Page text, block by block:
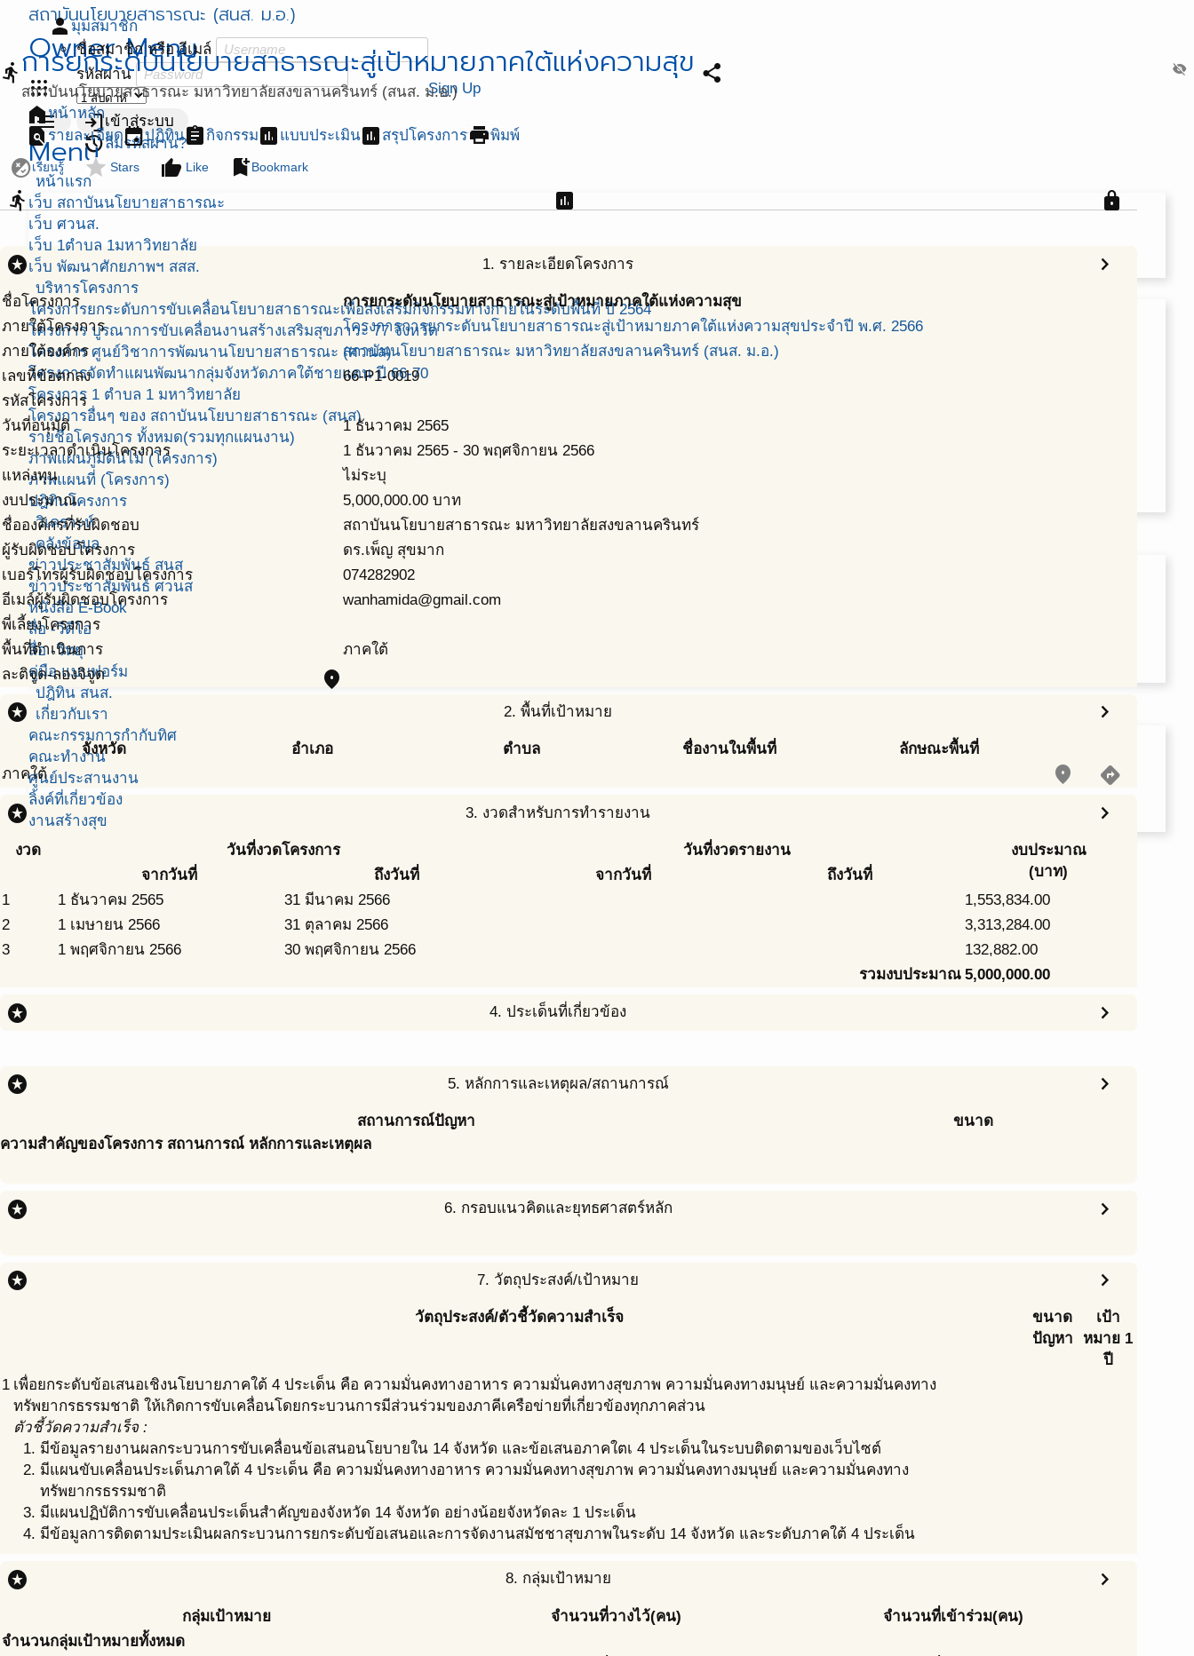
สถาบันนโยบายสาธารณะ (สนส. ม.อ.)
Owner Menu
apps
personมุมสมาชิก
ชื่อสมาชิก หรือ อีเมล์
รหัสผ่าน
visibility_off
loginเข้าสู่ระบบ
restoreลืมรหัสผ่าน?
Sign Up
menu
Menu
หน้าแรก
เว็บ สถาบันนโยบายสาธารณะ
เว็บ ศวนส.
เว็บ 1ตำบล 1มหาวิทยาลัย
เว็บ พัฒนาศักยภาพฯ สสส.
บริหารโครงการ
โครงการยกระดับการขับเคลื่อนโยบายสาธารณะเพื่อส่งเสริมกิจกรรมทางกายในระดับพื้นที่ ปี 2564
โครงการ บูรณาการขับเคลื่อนงานสร้างเสริมสุขภาวะ 77 จังหวัด
โครงการ ศูนย์วิชาการพัฒนานโยบายสาธารณะ (ศวนส)
โครงการจัดทำแผนพัฒนากลุ่มจังหวัดภาคใต้ชายแดน ปี 66-70
โครงการ 1 ตำบล 1 มหาวิทยาลัย
โครงการอื่นๆ ของ สถาบันนโยบายสาธารณะ (สนส)
รายชื่อโครงการ ทั้งหมด(รวมทุกแผนงาน)
ภาพแผนภูมิต้นไม้ (โครงการ)
ภาพแผนที่ (โครงการ)
ปฎิทินโครงการ
วิเคราะห์
คลังข้อมูล
ข่าวประชาสัมพันธ์ สนส
ข่าวประชาสัมพันธ์ ศวนส
หนังสือ E-Book
สื่อ -วีดีโอ
สื่อ -วิทยุ
คู่มือ แบบฟอร์ม
ปฎิทิน สนส.
เกี่ยวกับเรา
คณะกรรมการกำกับทิศ
คณะทำงาน
ศูนย์ประสานงาน
ลิ้งค์ที่เกี่ยวข้อง
งานสร้างสุข
directions_runการยกระดับนโยบายสาธารณะสู่เป้าหมายภาคใต้แห่งความสุข
สถาบันนโยบายสาธารณะ มหาวิทยาลัยสงขลานครินทร์ (สนส. ม.อ.)
share
homeหน้าหลัก
find_in_pageรายละเอียดeventปฏิทินassignmentกิจกรรมassessment แบบประเมินassessment สรุปโครงการprintพิมพ์
flakyเรียนรู้ star Stars thumb_up Like bookmark_add Bookmark
directions_run assessment lock
stars 1. รายละเอียดโครงการ chevron_right
ชื่อโครงการ
การยกระดับนโยบายสาธารณะสู่เป้าหมายภาคใต้แห่งความสุข
ภายใต้โครงการ
โครงการการยกระดับนโยบายสาธารณะสู่เป้าหมายภาคใต้แห่งความสุขประจำปี พ.ศ. 2566
ภายใต้องค์กร
สถาบันนโยบายสาธารณะ มหาวิทยาลัยสงขลานครินทร์ (สนส. ม.อ.)
เลขที่ข้อตกลง
66-P1-0019
รหัสโครงการ
วันที่อนุมัติ
1 ธันวาคม 2565
ระยะเวลาดำเนินโครงการ
1 ธันวาคม 2565 - 30 พฤศจิกายน 2566
แหล่งทุน
ไม่ระบุ
งบประมาณ
5,000,000.00 บาท
ชื่อองค์กรที่รับผิดชอบ
สถาบันนโยบายสาธารณะ มหาวิทยาลัยสงขลานครินทร์
ผู้รับผิดชอบโครงการ
ดร.เพ็ญ สุขมาก
เบอร์โทรผู้รับผิดชอบโครงการ
074282902
อีเมล์ผู้รับผิดชอบโครงการ
wanhamida@gmail.com
พี่เลี้ยงโครงการ
พื้นที่ดำเนินการ
ภาคใต้
ละติจูด-ลองจิจูด
place
stars
2. พื้นที่เป้าหมาย chevron_right
จังหวัด อำเภอ ตำบล ชื่องานในพื้นที่
ลักษณะพื้นที่
ภาคใต้
place
directions
stars
3. งวดสำหรับการทำรายงาน chevron_right
งวด วันที่งวดโครงการ วันที่งวดรายงาน
งบประมาณ
(บาท)
จากวันที่ ถึงวันที่ จากวันที่
ถึงวันที่
1
1 ธันวาคม 2565 31 มีนาคม 2566
1,553,834.00
2
1 เมษายน 2566 31 ตุลาคม 2566
3,313,284.00
3
1 พฤศจิกายน 2566 30 พฤศจิกายน 2566
132,882.00
รวมงบประมาณ 5,000,000.00
stars 4. ประเด็นที่เกี่ยวข้อง chevron_right
stars 5. หลักการและเหตุผล/สถานการณ์ chevron_right
สถานการณ์ปัญหา
ขนาด
ความสำคัญของโครงการ สถานการณ์ หลักการและเหตุผล
stars 6. กรอบแนวคิดและยุทธศาสตร์หลัก chevron_right
stars 7. วัตถุประสงค์/เป้าหมาย chevron_right
วัตถุประสงค์/ตัวชี้วัดความสำเร็จ
ขนาด
ปัญหา
เป้า
หมาย 1
ปี
1 เพื่อยกระดับข้อเสนอเชิงนโยบายภาคใต้ 4 ประเด็น คือ ความมั่นคงทางอาหาร ความมั่นคงทางสุขภาพ ความมั่นคงทางมนุษย์ และความมั่นคงทาง
ทรัพยากรธรรมชาติ ให้เกิดการขับเคลื่อนโดยกระบวนการมีส่วนร่วมของภาคีเครือข่ายที่เกี่ยวข้องทุกภาคส่วน
ตัวชี้วัดความสำเร็จ :
มีข้อมูลรายงานผลกระบวนการขับเคลื่อนข้อเสนอนโยบายใน 14 จังหวัด และข้อเสนอภาคใตเ 4 ประเด็นในระบบติดตามของเว็บไซต์
มีแผนขับเคลื่อนประเด็นภาคใต้ 4 ประเด็น คือ ความมั่นคงทางอาหาร ความมั่นคงทางสุขภาพ ความมั่นคงทางมนุษย์ และความมั่นคงทาง
ทรัพยากรธรรมชาติ
มีแผนปฏิบัติการขับเคลื่อนประเด็นสำคัญของจังหวัด 14 จังหวัด อย่างน้อยจังหวัดละ 1 ประเด็น
มีข้อมูลการติดตามประเมินผลกระบวนการยกระดับข้อเสนอและการจัดงานสมัชชาสุขภาพในระดับ 14 จังหวัด และระดับภาคใต้ 4 ประเด็น
stars 8. กลุ่มเป้าหมาย chevron_right
กลุ่มเป้าหมาย จำนวนที่วางไว้(คน)
จำนวนที่เข้าร่วม(คน)
จำนวนกลุ่มเป้าหมายทั้งหมด